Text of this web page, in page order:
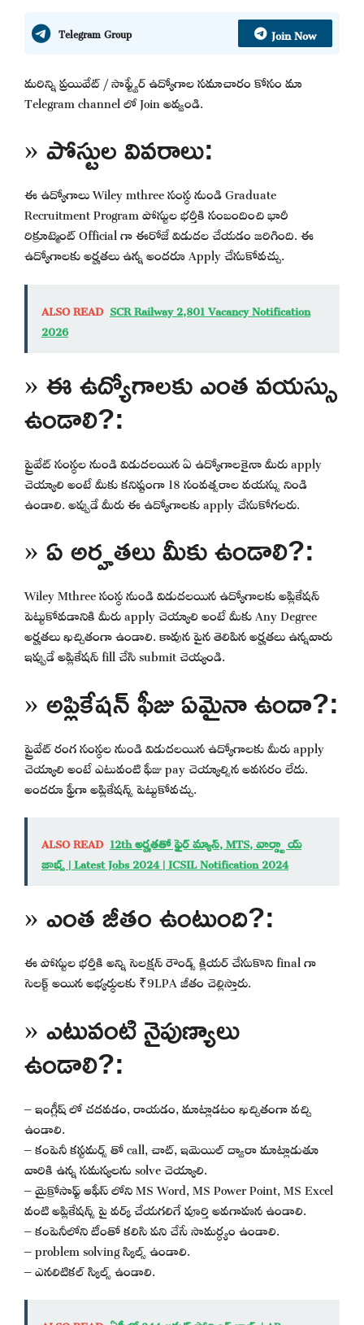
Telegram Group Join Now
మరిన్ని ప్రయివేట్ / సాఫ్ట్వేర్ ఉద్యోగాల సమాచారం కోసం మా
Telegram channel లో Join అవ్వండి.
» పోస్టుల వివరాలు:
ఈ ఉద్యోగాలు Wiley mthree సంస్థ నుండి Graduate
Recruitment Program పోస్టుల భర్తీకి సంబందించి భారీ
రిక్రూట్మెంట్ Official గా ఈరోజే విడుదల చేయడం జరిగింది. ఈ
ఉద్యోగాలకు అర్హతలు ఉన్న అందరూ Apply చేసుకోవచ్చు.
ALSO READ SCR Railway 2,801 Vacancy Notification
2026
» ఈ ఉద్యోగాలకు ఎంత వయస్సు
ఉండాలి?:
ప్రైవేట్ సంస్థల నుండి విడుదలయిన ఏ ఉద్యోగాలకైనా మీరు apply
చెయ్యాలి అంటే మీకు కనిష్టంగా 18 సంవత్సరాల వయస్సు నిండి
ఉండాలి. అప్పుడే మీరు ఈ ఉద్యోగాలకు apply చేసుకోగలరు.
» ఏ అర్హతలు మీకు ఉండాలి?:
Wiley Mthree సంస్థ నుండి విడుదలయిన ఉద్యోగాలకు అప్లికేషన్
పెట్టుకోవడానికి మీరు apply చెయ్యాలి అంటే మీకు Any Degree
అర్హతలు ఖచ్చితంగా ఉండాలి. కావున పైన తెలిపిన అర్హతలు ఉన్నవారు
ఇప్పుడే అప్లికేషన్ fill చేసి submit చెయ్యండి.
» అప్లికేషన్ ఫీజు ఏమైనా ఉందా?:
ప్రైవేట్ రంగ సంస్థల నుండి విడుదలయిన ఉద్యోగాలకు మీరు apply
చెయ్యాలి అంటే ఎటువంటి ఫీజు pay చెయ్యాల్సిన అవసరం లేదు.
అందరూ ఫ్రీగా అప్లికేషన్స్ పెట్టుకోవచ్చు.
ALSO READ 12th అర్హతతో ఫైర్ మ్యాన్, MTS, వార్డ్బా య్
జాబ్స్ | Latest Jobs 2024 | ICSIL Notification 2024
» ఎంత జీతం ఉంటుంది?:
ఈ పోస్టుల భర్తీకి అన్ని సెలక్షన్ రౌండ్స్ క్లియర్ చేసుకొని final గా
సెలక్ట్ అయిన అభ్యర్థులకు ₹9LPA జీతం చెల్లిస్తారు.
» ఎటువంటి నైపుణ్యాలు
ఉండాలి?:
– ఇంగ్లీష్ లో చదవడం, రాయడం, మాట్లాడటం ఖచ్చితంగా వచ్చి
ఉండాలి.
– కంపెనీ కస్టమర్స్ తో call, చాట్, ఇమెయిల్ ద్వారా మాట్లాడుతూ
వారికి ఉన్న సమస్యలను solve చెయ్యాలి.
– మైక్రోసాఫ్ట్ ఆఫీస్ లోని MS Word, MS Power Point, MS Excel
వంటి అప్లికేషన్స్ పై వర్క్ చేయగలిగే పూర్తి అవగాహన ఉండాలి.
– కంపెనీలోని టీంతో కలిసి పని చేసే సామర్ధ్యం ఉండాలి.
– problem solving స్కిల్స్ ఉండాలి.
– ఎనలిటికల్ స్కిల్స్ ఉండాలి.